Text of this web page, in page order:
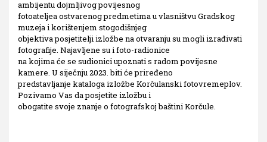
ambijentu dojmljivog povijesnog
fotoateljea ostvarenog predmetima u vlasništvu Gradskog
muzeja i korištenjem stogodišnjeg
objektiva posjetitelji izložbe na otvaranju su mogli izrađivati
fotografije. Najavljene su i foto-radionice
na kojima će se sudionici upoznati s radom povijesne
kamere. U siječnju 2023. biti će priređeno
predstavljanje kataloga izložbe Korčulanski fotovremeplov.
Pozivamo Vas da posjetite izložbu i
obogatite svoje znanje o fotografskoj baštini Korčule.